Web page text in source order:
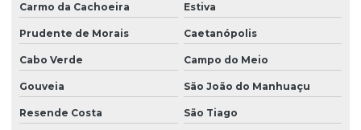
Carmo da Cachoeira Estiva
Prudente de Morais Caetanópolis
Cabo Verde Campo do Meio
Gouveia São João do Manhuaçu
Resende Costa São Tiago